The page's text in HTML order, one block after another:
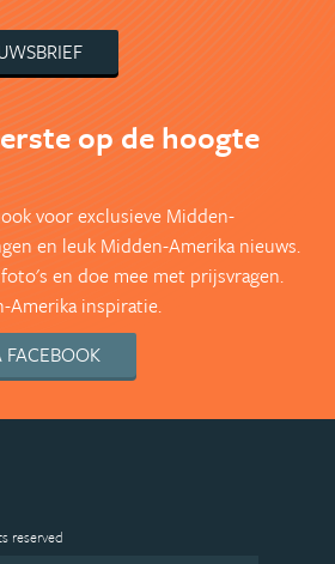
op de hoogte
voor exclusieve Midden-
en leuk Midden-Amerika nieuws.
en doe mee met prijsvragen.
Amerika inspiratie.
reserved